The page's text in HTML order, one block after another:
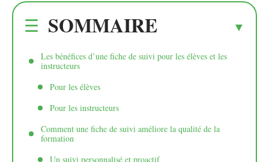
SOMMAIRE
Les bénéfices d’une fiche de suivi pour les élèves et les
instructeurs
Pour les élèves
Pour les instructeurs
Comment une fiche de suivi améliore la qualité de la
formation
Un suivi personnalisé et proactif